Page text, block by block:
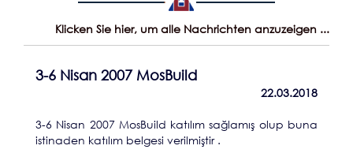
Klicken Sie hier, um alle Nachrichten anzuzeigen ...
3-6 Nisan 2007 MosBuild
22.03.2018
3-6 Nisan 2007 MosBuild katılım sağlamış olup buna
istinaden katılım belgesi verilmiştir .